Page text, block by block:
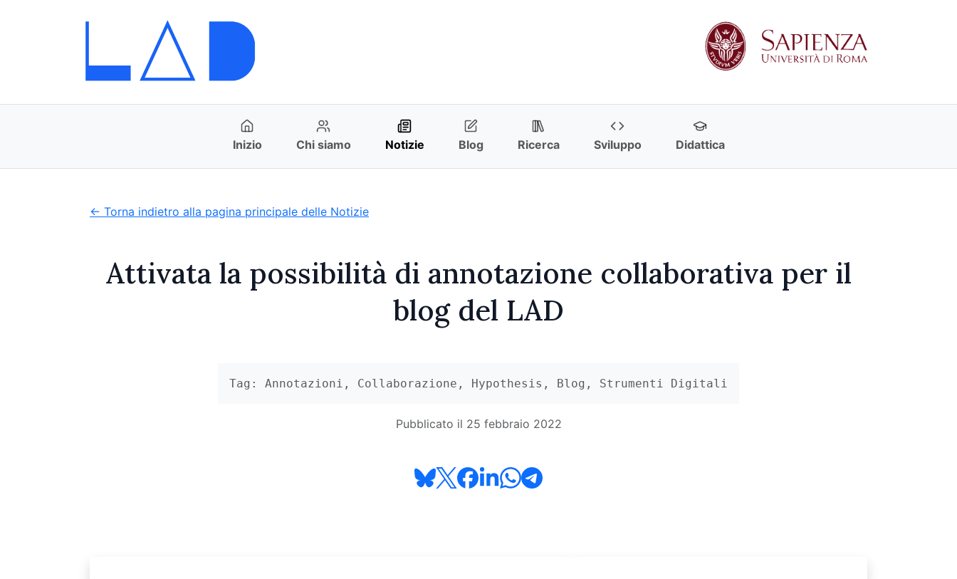
Inizio Chi siamo Notizie Blog Ricerca Sviluppo Didattica
← Torna indietro alla pagina principale delle Notizie
Attivata la possibilità di annotazione collaborativa per il
blog del LAD
Tag: Annotazioni, Collaborazione, Hypothesis, Blog, Strumenti Digitali
Pubblicato il 25 febbraio 2022